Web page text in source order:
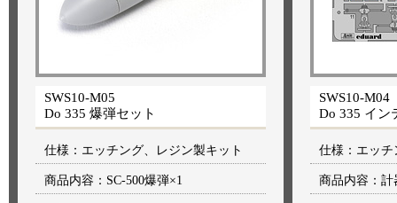
SWS10-M05
Do 335 爆弾セット
仕様：エッチング、レジン製キット
商品内容：SC-500爆弾×1
SWS10-M04
Do 335 イン
仕様：エッチ
商品内容：